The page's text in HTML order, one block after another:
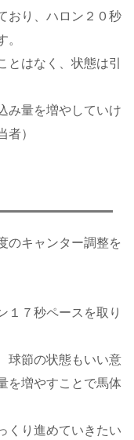
おり、ハロン２０秒
。
とはなく、状態は引
み量を増やしていけ
者）
のキャンター調整を
１７秒ペースを取り
球節の状態もいい意
を増やすことで馬体
くり進めていきたい